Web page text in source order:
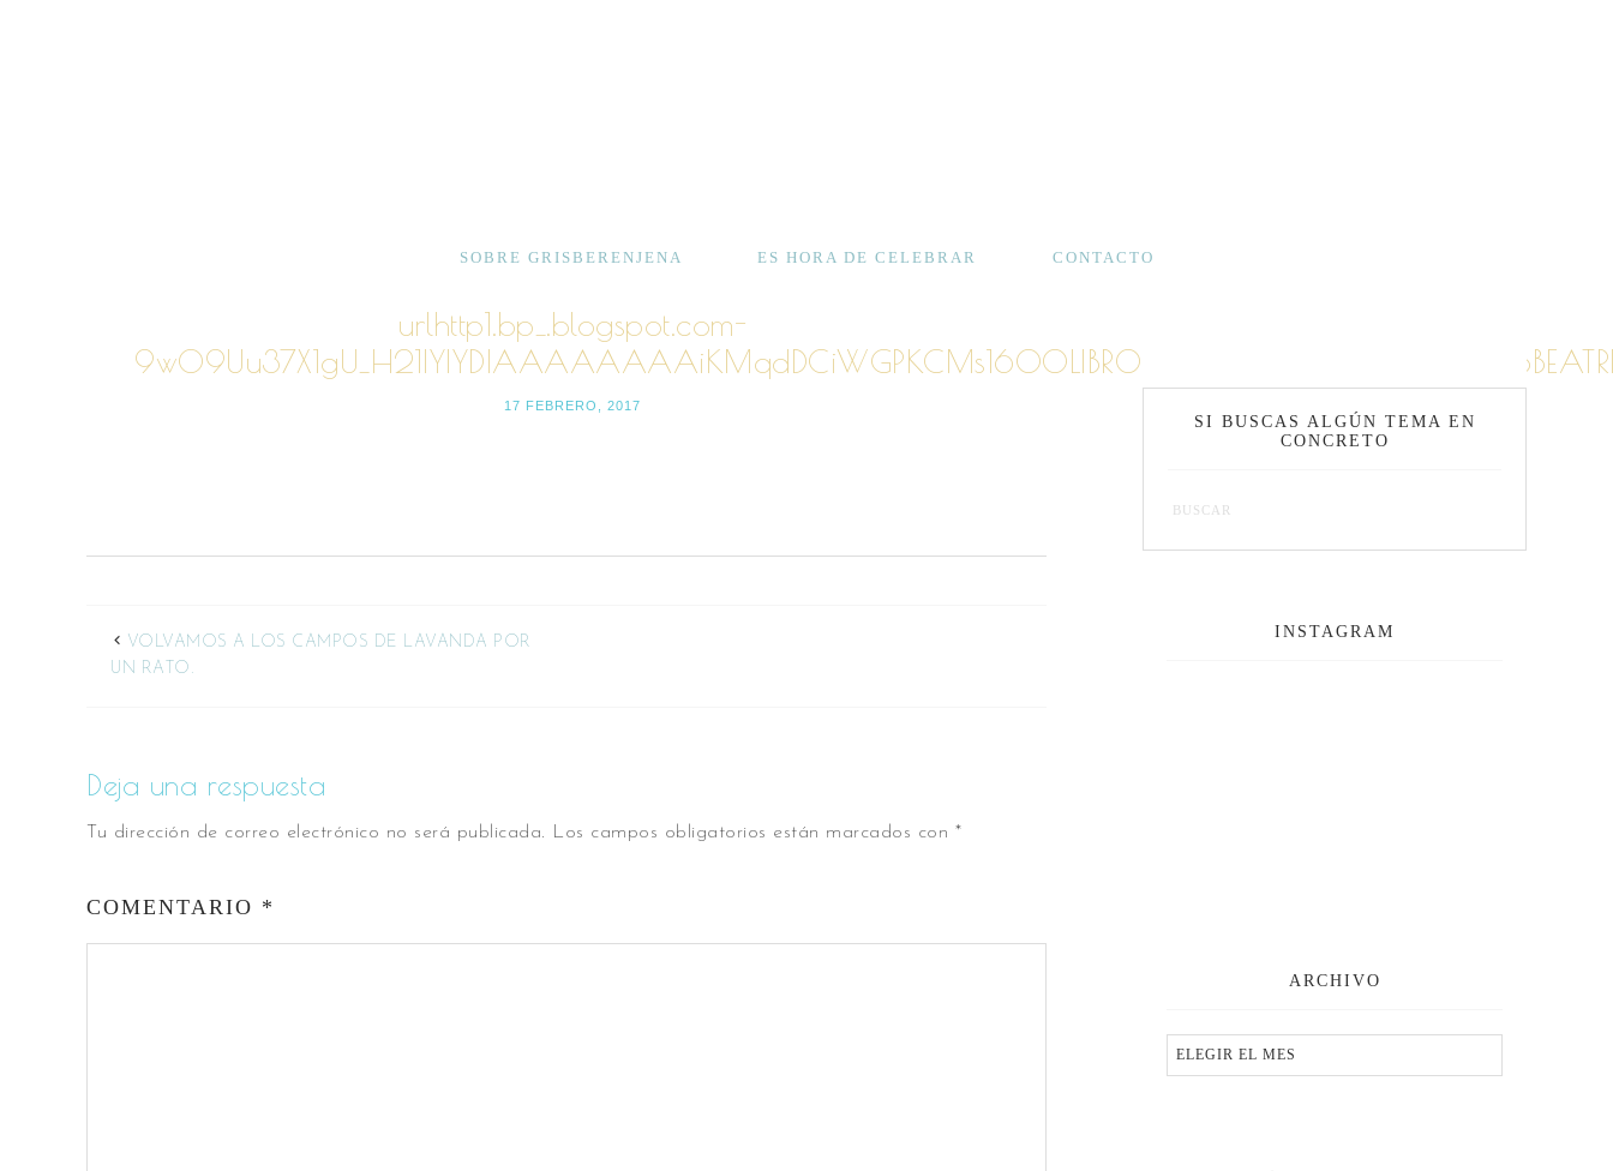
SOBRE GRISBERENJENA ES HORA DE CELEBRAR CONTACTO
urlhttp1.bp_.blogspot.com-
17 FEBRERO, 2017
VOLVAMOS A LOS CAMPOS DE LAVANDA POR
UN RATO.
Deja una respuesta
Tu dirección de correo electrónico no será publicada. Los campos obligatorios están marcados con *
COMENTARIO *
SI BUSCAS ALGÚN TEMA EN
CONCRETO
INSTAGRAM
ARCHIVO